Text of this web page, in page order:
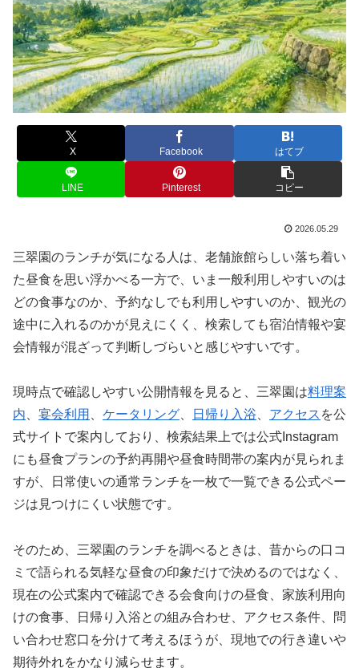
X Facebook はてブ
LINE Pinterest コピー
2026.05.29
三翠園のランチが気になる人は、老舗旅館らしい落ち着い
た昼食を思い浮かべる一方で、いま一般利用しやすいのは
どの食事なのか、予約なしでも利用しやすいのか、観光の
途中に入れるのかが見えにくく、検索しても宿泊情報や宴
会情報が混ざって判断しづらいと感じやすいです。
現時点で確認しやすい公開情報を見ると、三翠園は料理案
内
宴会利用 ケータリング 日帰り入浴 アクセス を公
式サイトで案内しており、検索結果上では公式Instagram
にも昼食プランの予約再開や昼食時間帯の案内が見られま
すが、日常使いの通常ランチを一枚で一覧できる公式ペー
ジは見つけにくい状態です。
そのため、三翠園のランチを調べるときは、昔からの口コ
ミで語られる気軽な昼食の印象だけで決めるのではなく、
現在の公式案内で確認できる会食向けの昼食、家族利用向
けの食事、日帰り入浴との組み合わせ、アクセス条件、問
い合わせ窓口を分けて考えるほうが、現地での行き違いや
期待外れをかなり減らせます。